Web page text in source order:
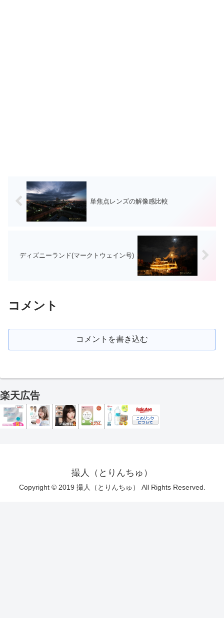
単焦点レンズの解像感比較
ディズニーランド(マークトウェイン号)
コメント
コメントを書き込む
楽天広告
撮人（とりんちゅ）
Copyright © 2019 撮人（とりんちゅ） All Rights Reserved.